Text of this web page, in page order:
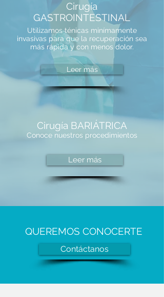
Cirugía
GASTROINTESTINAL
Utilizamos ténicas minímamente
invasivas para que la recuperación sea
más rápida y con menos dolor.
Leer más
Cirugía BARIÁTRICA
Conoce nuestros procedimientos
Leer más
QUEREMOS CONOCERTE
Contáctanos